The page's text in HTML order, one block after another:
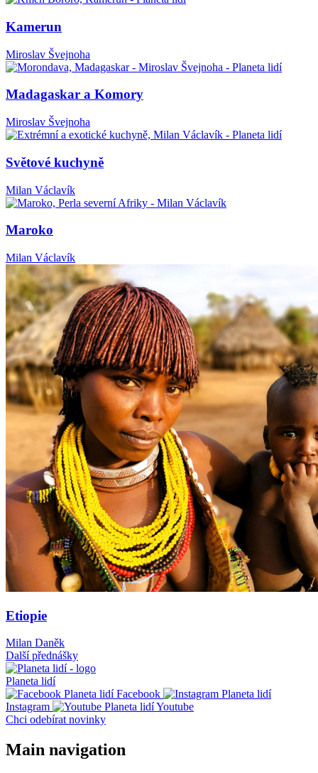
Kamerun
Miroslav Švejnoha
Madagaskar a Komory
Miroslav Švejnoha
Světové kuchyně
Milan Václavík
Maroko
Milan Václavík
Etiopie
Milan Daněk
Další přednášky
Planeta lidí
Facebook
Instagram
Youtube
Chci odebírat novinky
Main navigation